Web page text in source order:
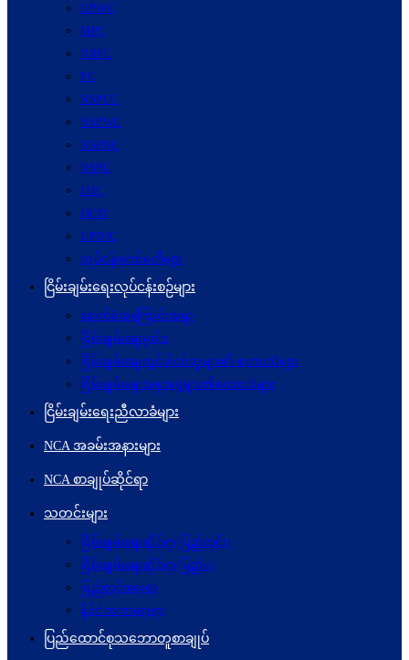
UPWC
MPC
NRPC
PC
NSPCC
NSPWC
NSPNC
NSPC
JMC
JICM
UPDJC
လုပ်ငန်းကော်မတီများ
ငြိမ်းချမ်းရေးလုပ်ငန်းစဉ်များ
နောက်ခံအကြောင်းအရာ
ငြိမ်းချမ်းရေးမူဝါဒ
ငြိမ်းချမ်းရေးတွင်ပါဝင်သူများ၏ စကားသံများ
ငြိမ်းချမ်းရေးအစုအဖွဲ့များ၏စကားသံများ
ငြိမ်းချမ်းရေးညီလာခံများ
NCA အခမ်းအနားများ
NCA စာချုပ်ဆိုင်ရာ
သတင်းများ
ငြိမ်းချမ်းရေးဆိုင်ရာ(ပြည်တွင်း)
ငြိမ်းချမ်းရေးဆိုင်ရာ(ပြည်ပ)
ပြည်တွင်းရေးရာ
နိုင်ငံတကာရေးရာ
ပြည်ထောင်စုသဘောတူစာချုပ်